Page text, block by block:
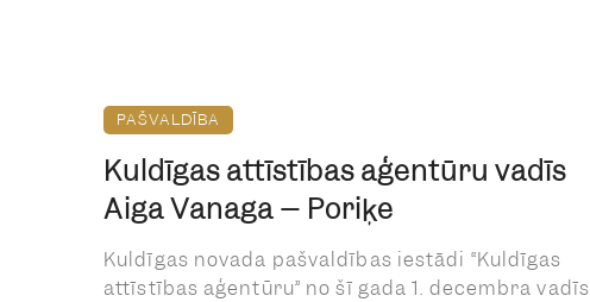
PAŠVALDĪBA
Kuldīgas attīstības aģentūru vadīs
Aiga Vanaga – Poriķe
Kuldīgas novada pašvaldības iestādi “Kuldīgas
attīstības aģentūru” no šī gada 1. decembra vadīs